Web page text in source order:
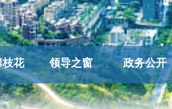
花 领导之窗 政务公开